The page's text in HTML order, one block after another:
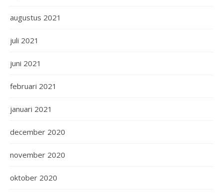
augustus 2021
juli 2021
juni 2021
februari 2021
januari 2021
december 2020
november 2020
oktober 2020